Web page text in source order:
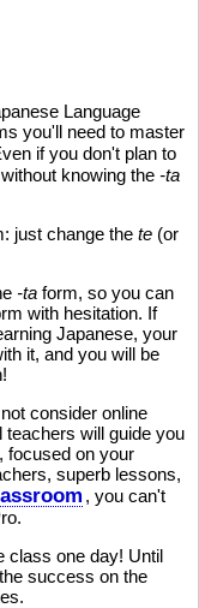
Language
you'll need to master
if you don't plan to
knowing the -ta
just change the te (or
-ta form, so you can
with hesitation. If
Japanese, your
it, and you will be
consider online
will guide you
focused on your
superb lessons,
, you can't
class one day! Until
success on the